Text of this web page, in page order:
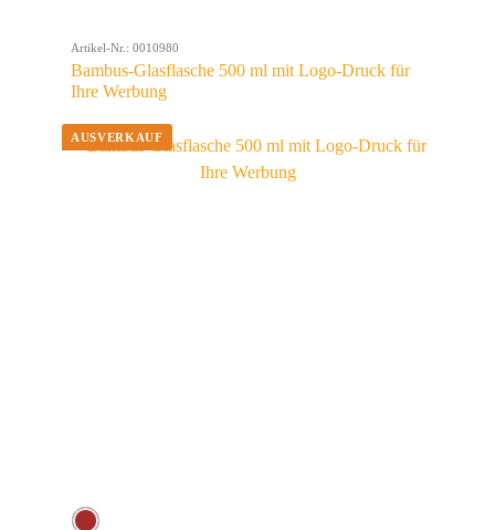
Artikel-Nr.: 0010980
Bambus-Glasflasche 500 ml mit Logo-Druck für
Ihre Werbung